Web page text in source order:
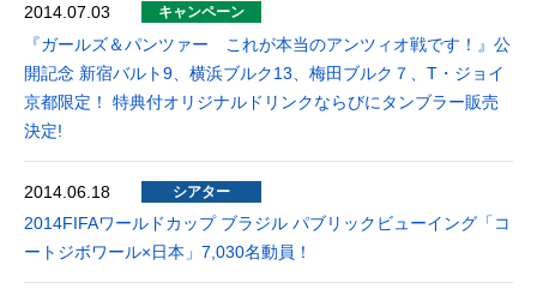
2014.07.03 キャンペーン
『ガールズ＆パンツァー これが本当のアンツィオ戦です！』公
開記念 新宿バルト9、横浜ブルク13、梅田ブルク７、T・ジョイ
京都限定！ 特典付オリジナルドリンクならびにタンブラー販売
決定!
2014.06.18 シアター
2014FIFAワールドカップ ブラジル パブリックビューイング「コ
ートジボワール×日本」7,030名動員！